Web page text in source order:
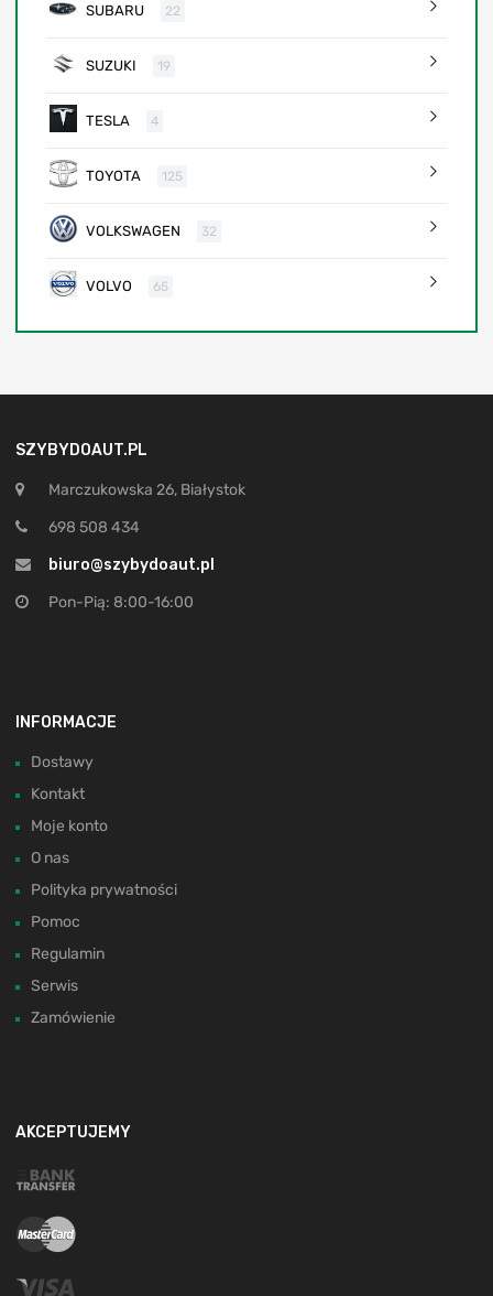
SUBARU 22
SUZUKI 19
TESLA 4
TOYOTA 125
VOLKSWAGEN 32
VOLVO 65
SZYBYDOAUT.PL
Marczukowska 26, Białystok
698 508 434
biuro@szybydoaut.pl
Pon-Pią: 8:00-16:00
INFORMACJE
Dostawy
Kontakt
Moje konto
O nas
Polityka prywatności
Pomoc
Regulamin
Serwis
Zamówienie
AKCEPTUJEMY